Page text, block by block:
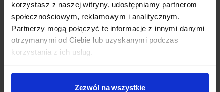
korzystasz z naszej witryny, udostępniamy partnerom
społecznościowym, reklamowym i analitycznym.
Partnerzy mogą połączyć te informacje z innymi danymi
otrzymanymi od Ciebie lub uzyskanymi podczas
korzystania z ich usług.
Zezwól na wszystkie